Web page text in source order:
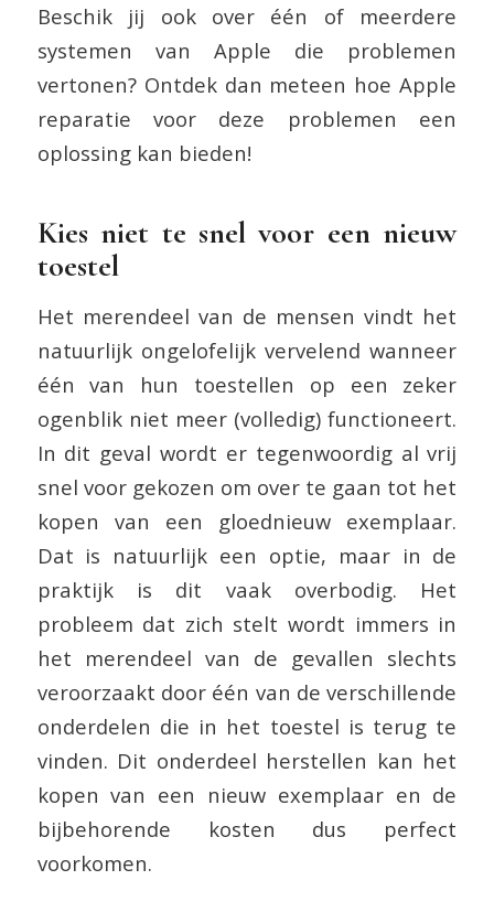
Beschik jij ook over één of meerdere
systemen van Apple die problemen
vertonen? Ontdek dan meteen hoe Apple
reparatie voor deze problemen een
oplossing kan bieden!
Kies niet te snel voor een nieuw
toestel
Het merendeel van de mensen vindt het
natuurlijk ongelofelijk vervelend wanneer
één van hun toestellen op een zeker
ogenblik niet meer (volledig) functioneert.
In dit geval wordt er tegenwoordig al vrij
snel voor gekozen om over te gaan tot het
kopen van een gloednieuw exemplaar.
Dat is natuurlijk een optie, maar in de
praktijk is dit vaak overbodig. Het
probleem dat zich stelt wordt immers in
het merendeel van de gevallen slechts
veroorzaakt door één van de verschillende
onderdelen die in het toestel is terug te
vinden. Dit onderdeel herstellen kan het
kopen van een nieuw exemplaar en de
bijbehorende kosten dus perfect
voorkomen.